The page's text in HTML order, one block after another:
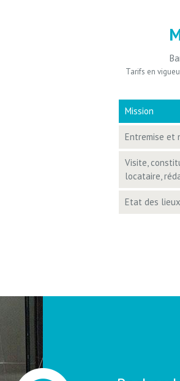
Tarifs en
Mission
Entremise et
Visite,
locataire,
Etat des lieux